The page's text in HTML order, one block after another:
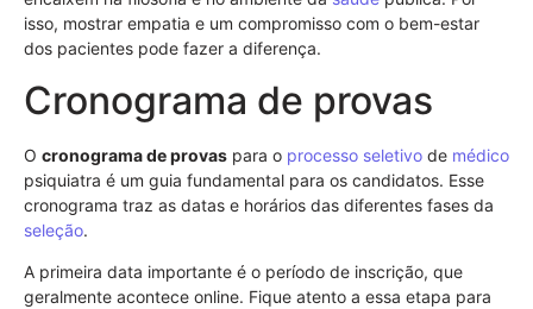
isso, mostrar empatia e um compromisso com o bem-estar
dos pacientes pode fazer a diferença.
Cronograma de provas
O cronograma de provas para o processo seletivo de médico
psiquiatra é um guia fundamental para os candidatos. Esse
cronograma traz as datas e horários das diferentes fases da
seleção.
A primeira data importante é o período de inscrição, que
geralmente acontece online. Fique atento a essa etapa para